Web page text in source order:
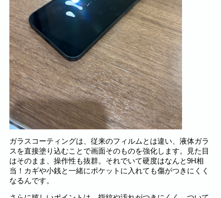
ガラスコーティングは、従来のフィルムとは違い、液体ガラ
スを直接塗り込むことで画面そのものを強化します。見た目
はそのまま、操作性も抜群。それでいて硬度はなんと9H相
当！カギや小銭と一緒にポケットに入れても傷がつきにくく
なるんです。